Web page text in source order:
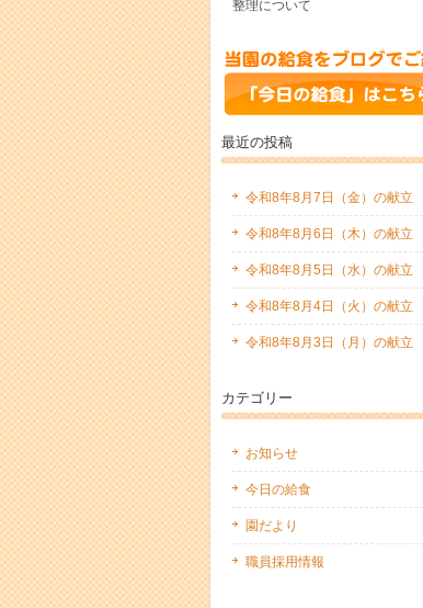
整理について
最近の投稿
令和8年8月7日（金）の献立
令和8年8月6日（木）の献立
令和8年8月5日（水）の献立
令和8年8月4日（火）の献立
令和8年8月3日（月）の献立
カテゴリー
お知らせ
今日の給食
園だより
職員採用情報